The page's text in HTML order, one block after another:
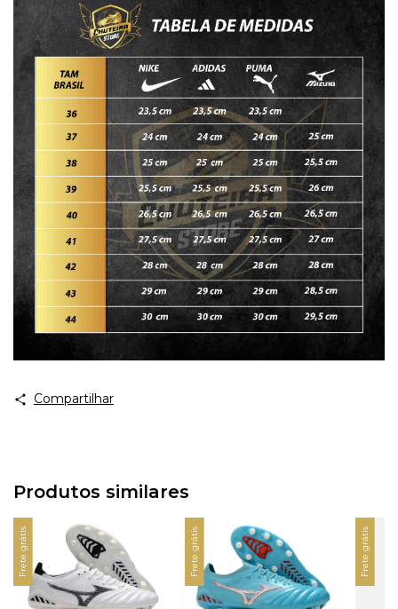
Compartilhar
Produtos similares
Frete grátis Frete grátis Frete grátis